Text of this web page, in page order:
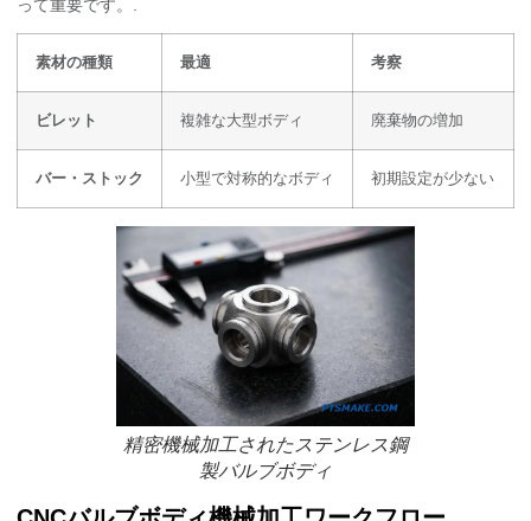
って重要です。.
素材の種類 最適 考察
ビレット 複雑な大型ボディ 廃棄物の増加
バー・ストック 小型で対称的なボディ 初期設定が少ない
精密機械加工されたステンレス鋼
製バルブボディ